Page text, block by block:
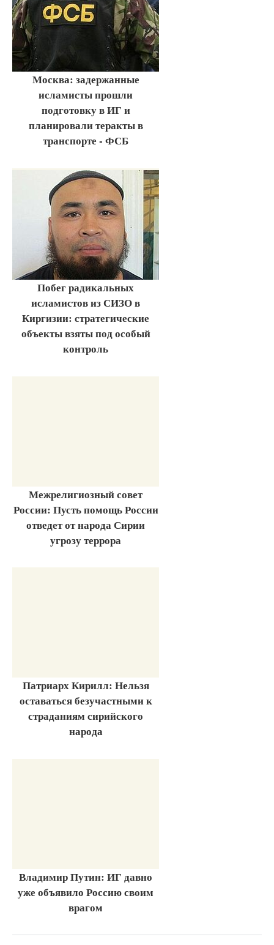
Москва: задержанные
исламисты прошли
подготовку в ИГ и
планировали теракты в
транспорте - ФСБ
Побег радикальных
исламистов из СИЗО в
Киргизии: стратегические
объекты взяты под особый
контроль
Межрелигиозный совет
России: Пусть помощь России
отведет от народа Сирии
угрозу террора
Патриарх Кирилл: Нельзя
оставаться безучастными к
страданиям сирийского
народа
Владимир Путин: ИГ давно
уже объявило Россию своим
врагом